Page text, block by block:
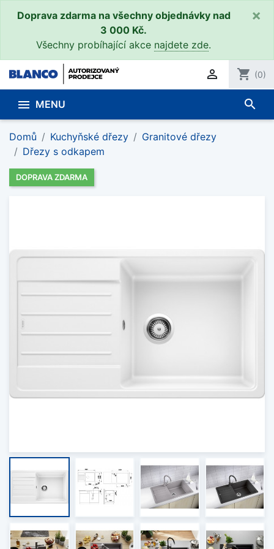
Doprava zdarma na všechny objednávky nad
3 000 Kč.
Všechny probíhající akce najdete zde.
×
 shopping_cart (0)
 MENU search
Domů Kuchyňské dřezy
Granitové dřezy
Dřezy s odkapem
DOPRAVA ZDARMA